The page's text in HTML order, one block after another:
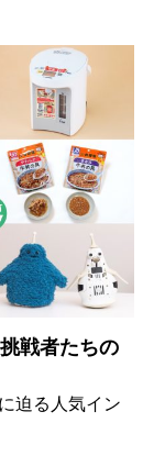
戦者たちの
迫る人気イン